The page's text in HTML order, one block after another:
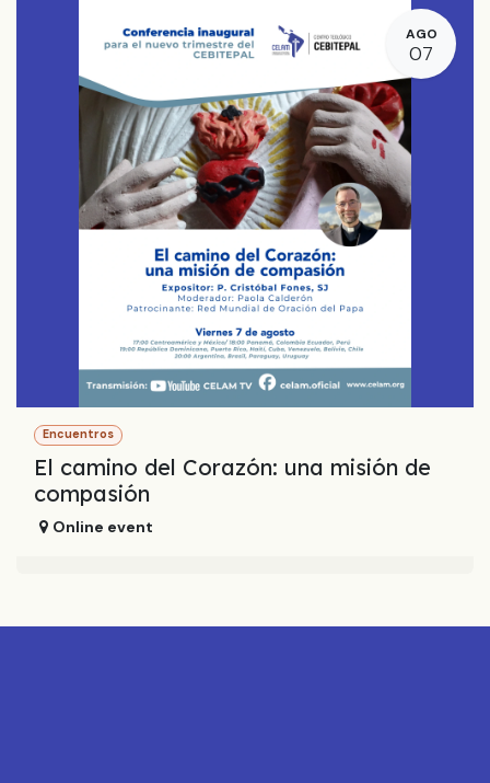
AGO
07
Encuentros
El camino del Corazón: una misión de
compasión
Online event